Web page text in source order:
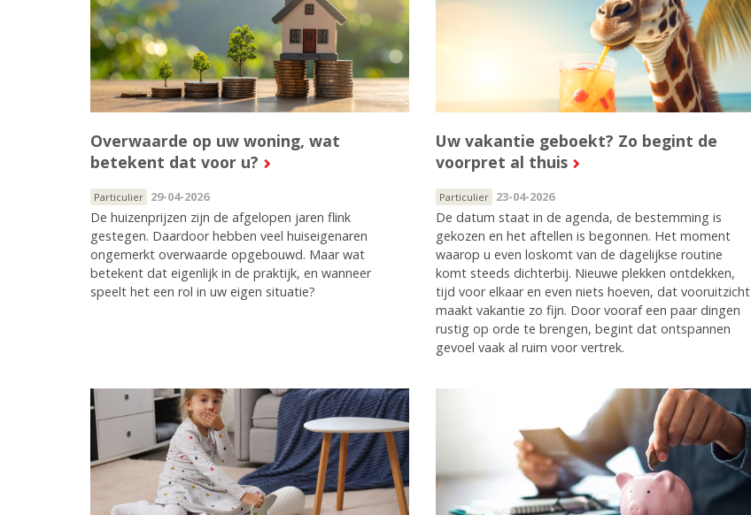
Overwaarde op uw woning, wat
betekent dat voor u?
Particulier 29-04-2026
De huizenprijzen zijn de afgelopen jaren flink
gestegen. Daardoor hebben veel huiseigenaren
ongemerkt overwaarde opgebouwd. Maar wat
betekent dat eigenlijk in de praktijk, en wanneer
speelt het een rol in uw eigen situatie?
Uw vakantie geboekt? Zo begint de
voorpret al thuis
Particulier 23-04-2026
De datum staat in de agenda, de bestemming is
gekozen en het aftellen is begonnen. Het moment
waarop u even loskomt van de dagelijkse routine
komt steeds dichterbij. Nieuwe plekken ontdekken,
tijd voor elkaar en even niets hoeven, dat vooruitzicht
maakt vakantie zo fijn. Door vooraf een paar dingen
rustig op orde te brengen, begint dat ontspannen
gevoel vaak al ruim voor vertrek.